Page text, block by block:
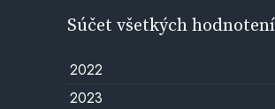
Súčet všetkých
2022
2023